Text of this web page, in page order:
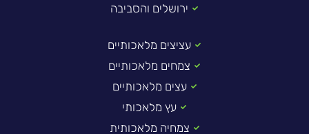
ירושלים והסביבה
עציצים מלאכותיים
צמחים מלאכותיים
עצים מלאכותיים
עץ מלאכותי
צמחיה מלאכותית